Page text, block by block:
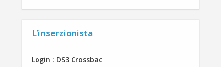
L’inserzionista
Login : DS3 Crossbac